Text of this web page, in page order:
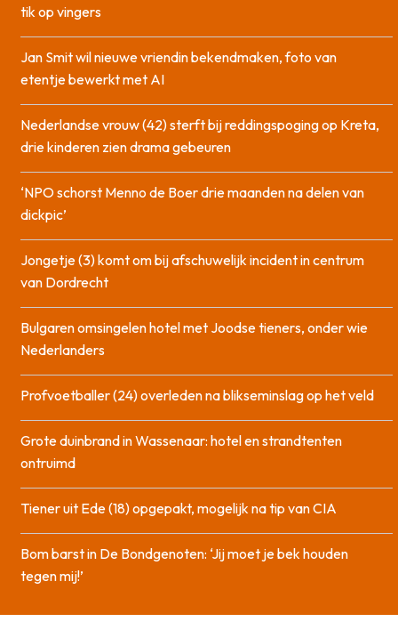
tik op vingers
Jan Smit wil nieuwe vriendin bekendmaken, foto van
etentje bewerkt met AI
Nederlandse vrouw (42) sterft bij reddingspoging op Kreta,
drie kinderen zien drama gebeuren
‘NPO schorst Menno de Boer drie maanden na delen van
dickpic’
Jongetje (3) komt om bij afschuwelijk incident in centrum
van Dordrecht
Bulgaren omsingelen hotel met Joodse tieners, onder wie
Nederlanders
Profvoetballer (24) overleden na blikseminslag op het veld
Grote duinbrand in Wassenaar: hotel en strandtenten
ontruimd
Tiener uit Ede (18) opgepakt, mogelijk na tip van CIA
Bom barst in De Bondgenoten: ‘Jij moet je bek houden
tegen mij!’